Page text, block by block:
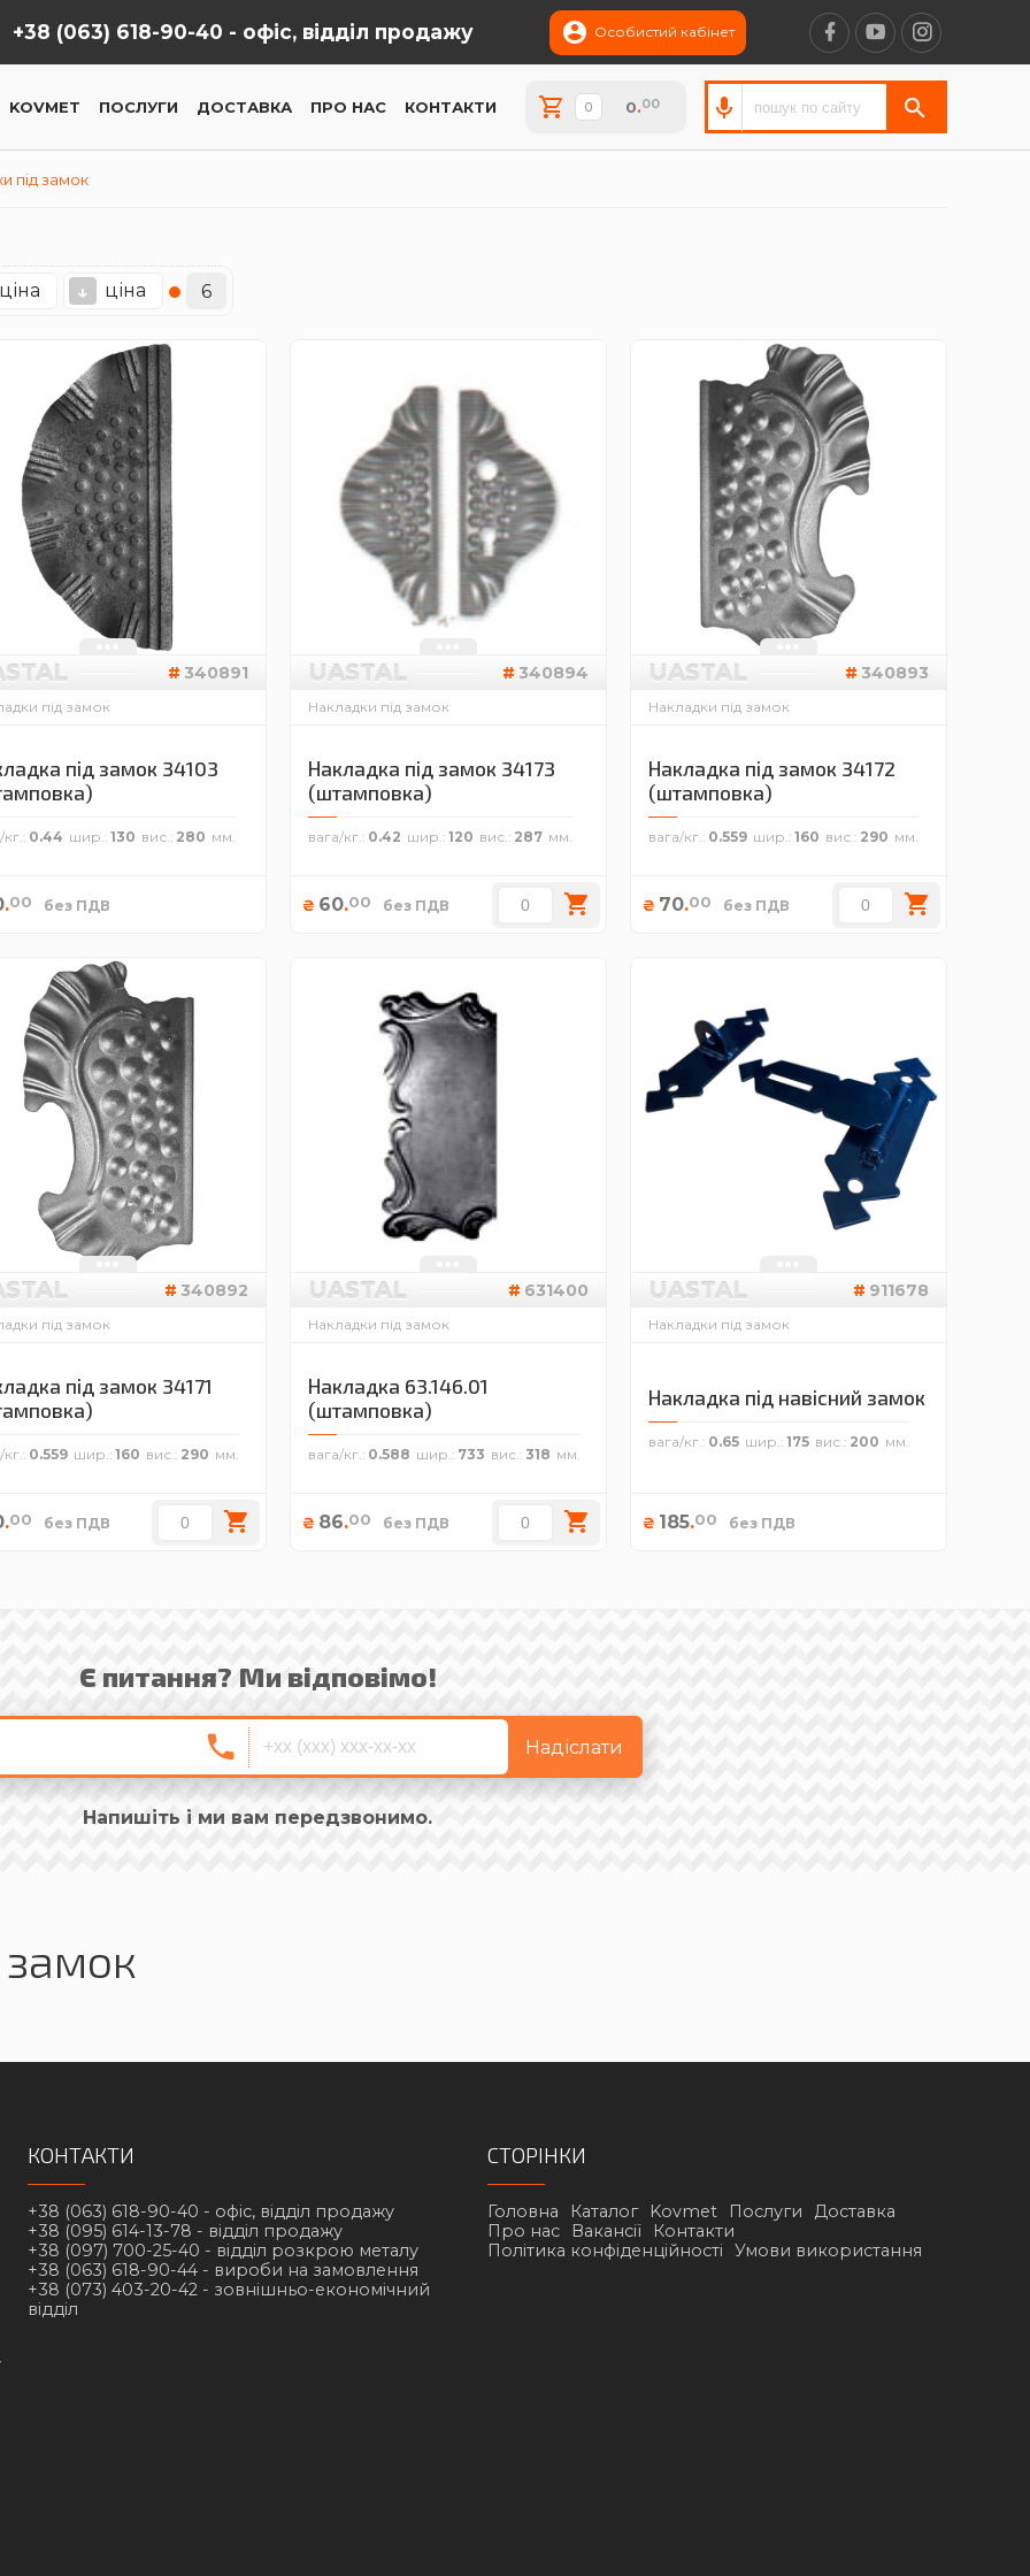
+38 (063) 618-90-40 - офіс, відділ продажу Особистий кабінет
KOVMET ПОСЛУГИ ДОСТАВКА ПРО НАС КОНТАКТИ 0.00
під замок
ціна ↓ ціна 6
340891
під замок
під замок 34103
0.44 шир. 130 вис. 280
.00 без ПДВ
UASTAL 340894
Накладки під замок
Накладка під замок 34173
(штамповка)
вага/кг. 0.42 шир. 120 вис. 287
₴ 60.00 без ПДВ
UASTAL 340893
Накладки під замок
Накладка під замок 34172
(штамповка)
вага/кг. 0.559 шир. 160 вис. 290
₴ 70.00 без ПДВ
340892
під замок
під замок 34171
0.559 шир. 160 вис. 290
.00 без ПДВ
UASTAL 631400
Накладки під замок
Накладка 63.146.01
(штамповка)
вага/кг. 0.588 шир. 733 вис. 318
₴ 86.00 без ПДВ
UASTAL 911678
Накладки під замок
Накладка під навісний замок
вага/кг. 0.65 шир. 175 вис. 200
₴ 185.00 без ПДВ
Є питання? Ми відповімо!
Надіслати
Напишіть і ми вам передзвонимо.
замок
КОНТАКТИ
+38 (063) 618-90-40 - офіс, відділ продажу
+38 (095) 614-13-78 - відділ продажу
+38 (097) 700-25-40 - відділ розкрою металу
+38 (063) 618-90-44 - вироби на замовлення
+38 (073) 403-20-42 - зовнішньо-економічний
відділ
СТОРІНКИ
Головна Каталог Kovmet Послуги
Доставка
Про нас
Вакансії
Контакти
Політика конфіденційності
Умови використання